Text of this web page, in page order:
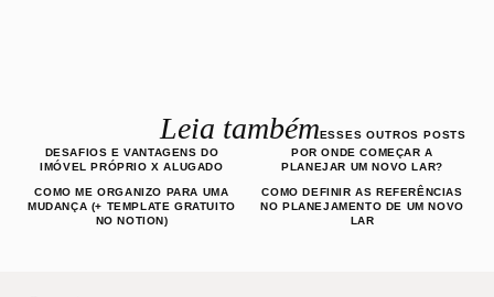
Leia tambémESSES OUTROS POSTS
DESAFIOS E VANTAGENS DO
IMÓVEL PRÓPRIO X ALUGADO
POR ONDE COMEÇAR A
PLANEJAR UM NOVO LAR?
COMO ME ORGANIZO PARA UMA
MUDANÇA (+ TEMPLATE GRATUITO
NO NOTION)
COMO DEFINIR AS REFERÊNCIAS
NO PLANEJAMENTO DE UM NOVO
LAR